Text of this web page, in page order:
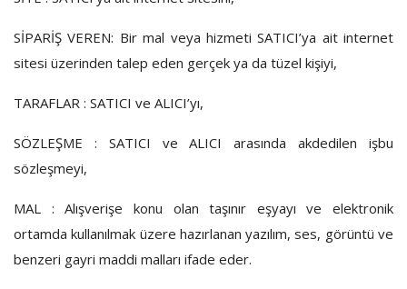
SİPARİŞ VEREN: Bir mal veya hizmeti SATICI’ya ait internet
sitesi üzerinden talep eden gerçek ya da tüzel kişiyi,
TARAFLAR : SATICI ve ALICI’yı,
SÖZLEŞME : SATICI ve ALICI arasında akdedilen işbu
sözleşmeyi,
MAL : Alışverişe konu olan taşınır eşyayı ve elektronik
ortamda kullanılmak üzere hazırlanan yazılım, ses, görüntü ve
benzeri gayri maddi malları ifade eder.